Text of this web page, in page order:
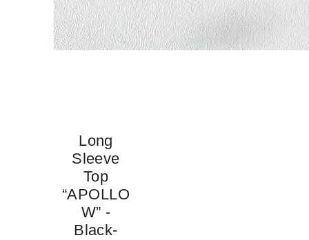
Long
Sleeve
Top
“APOLLO
W” -
Black-